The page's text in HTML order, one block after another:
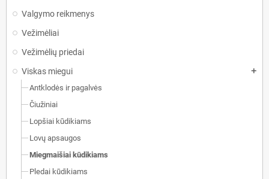
Valgymo reikmenys
Vežimėliai
Vežimėlių priedai
Viskas miegui
add
Antklodės ir pagalvės
Čiužiniai
Lopšiai kūdikiams
Lovų apsaugos
Miegmaišiai kūdikiams
Pledai kūdikiams